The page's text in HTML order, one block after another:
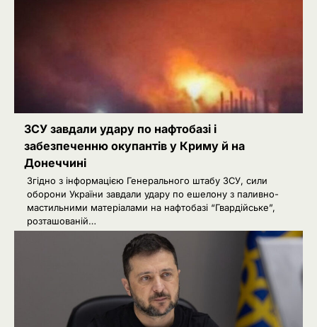
ЗСУ завдали удару по нафтобазі і
забезпеченню окупантів у Криму й на
Донеччині
Згідно з інформацією Генерального штабу ЗСУ, сили
оборони України завдали удару по ешелону з паливно-
мастильними матеріалами на нафтобазі “Гвардійське”,
розташованій…
Сенат США підтримав новий пакет
санкцій проти Росії: що буде далі
Ivanov Ponomarenko
Київська нерухомість після 2025
року: які проєкти формують новий